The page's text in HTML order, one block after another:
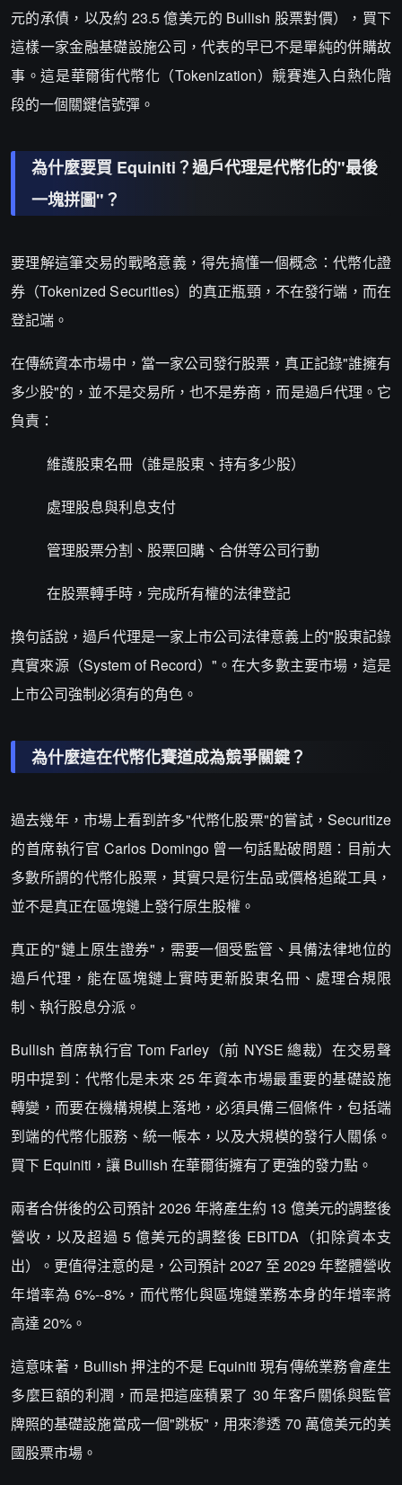
元的承債，以及約 23.5 億美元的 Bullish 股票對價），買下
這樣一家金融基礎設施公司，代表的早已不是單純的併購故
事。這是華爾街代幣化（Tokenization）競賽進入白熱化階
段的一個關鍵信號彈。
為什麼要買 Equiniti？過戶代理是代幣化的"最後
一塊拼圖"？
要理解這筆交易的戰略意義，得先搞懂一個概念：代幣化證
券（Tokenized Securities）的真正瓶頸，不在發行端，而在
登記端。
在傳統資本市場中，當一家公司發行股票，真正記錄"誰擁有
多少股"的，並不是交易所，也不是券商，而是過戶代理。它
負責：
維護股東名冊（誰是股東、持有多少股）
處理股息與利息支付
管理股票分割、股票回購、合併等公司行動
在股票轉手時，完成所有權的法律登記
換句話說，過戶代理是一家上市公司法律意義上的"股東記錄
真實來源（System of Record）"。在大多數主要市場，這是
上市公司強制必須有的角色。
為什麼這在代幣化賽道成為競爭關鍵？
過去幾年，市場上看到許多"代幣化股票"的嘗試，Securitize
的首席執行官 Carlos Domingo 曾一句話點破問題：目前大
多數所謂的代幣化股票，其實只是衍生品或價格追蹤工具，
並不是真正在區塊鏈上發行原生股權。
真正的"鏈上原生證券"，需要一個受監管、具備法律地位的
過戶代理，能在區塊鏈上實時更新股東名冊、處理合規限
制、執行股息分派。
Bullish 首席執行官 Tom Farley（前 NYSE 總裁）在交易聲
明中提到：代幣化是未來 25 年資本市場最重要的基礎設施
轉變，而要在機構規模上落地，必須具備三個條件，包括端
到端的代幣化服務、統一帳本，以及大規模的發行人關係。
買下 Equiniti，讓 Bullish 在華爾街擁有了更強的發力點。
兩者合併後的公司預計 2026 年將產生約 13 億美元的調整後
營收，以及超過 5 億美元的調整後 EBITDA（扣除資本支
出）。更值得注意的是，公司預計 2027 至 2029 年整體營收
年增率為 6%--8%，而代幣化與區塊鏈業務本身的年增率將
高達 20%。
這意味著，Bullish 押注的不是 Equiniti 現有傳統業務會產生
多麼巨額的利潤，而是把這座積累了 30 年客戶關係與監管
牌照的基礎設施當成一個"跳板"，用來滲透 70 萬億美元的美
國股票市場。